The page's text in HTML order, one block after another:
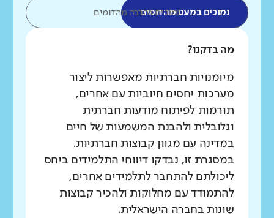
נמוכים במעט מהדומיםנמוכים בהרבה מהדומים
מה בדקנו?
מיומנויות חברתיות מאפשרות ליצור
מערכות יחסים חיוביות עם אחרים,
תורמות לפיתוח מודעות חברתית
וגלובלית ולהבנת המשמעות של חיים
במדינה עם מגוון קבוצות חברתיות.
במסגרת זו, נבדקו דיווחי התלמידים ביחס
ליכולתם להתחבר לתלמידים אחרים,
להתמודד עם מחלוקות ולהכיר קבוצות
שונות בחברה הישראלית.